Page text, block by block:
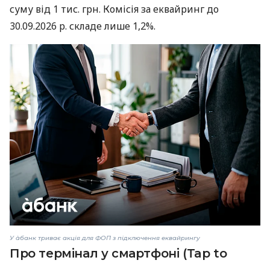
суму від 1 тис. грн. Комісія за еквайринг до
30.09.2026 р. складе лише 1,2%.
У àбанк триває акція для ФОП з підключення еквайрингу
Про термінал у смартфоні (Tap to